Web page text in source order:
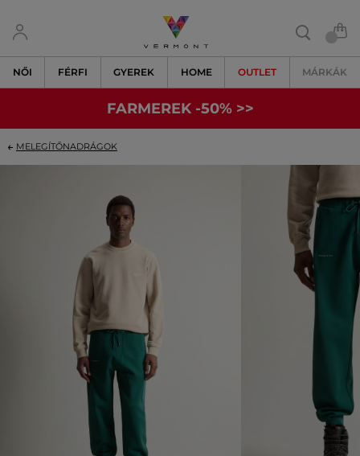
NŐI FÉRFI GYEREK HOME OUTLET MÁRKÁK
FARMEREK -50% >>
MELEGÍTŐNADRÁGOK